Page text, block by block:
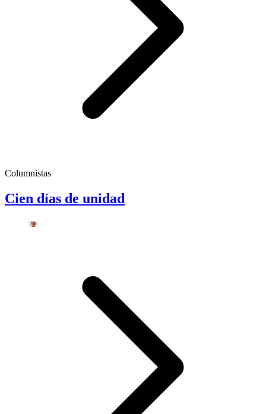
Columnistas
Cien días de unidad